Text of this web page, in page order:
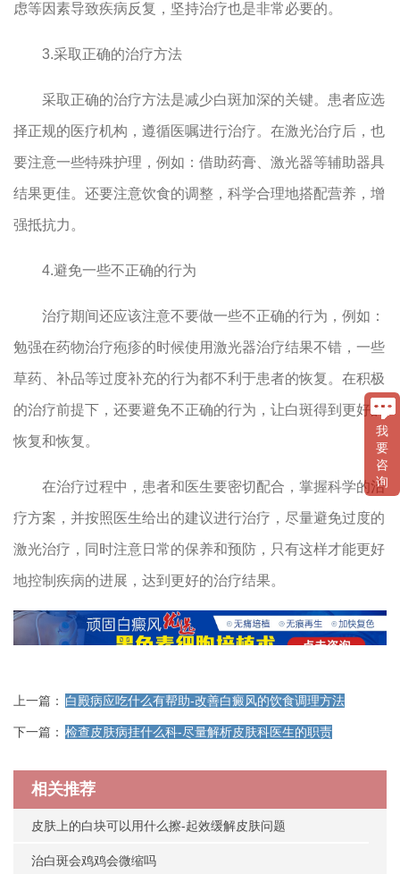
虑等因素导致疾病反复，坚持治疗也是非常必要的。
3.采取正确的治疗方法
采取正确的治疗方法是减少白斑加深的关键。患者应选
择正规的医疗机构，遵循医嘱进行治疗。在激光治疗后，也
要注意一些特殊护理，例如：借助药膏、激光器等辅助器具
结果更佳。还要注意饮食的调整，科学合理地搭配营养，增
强抵抗力。
4.避免一些不正确的行为
治疗期间还应该注意不要做一些不正确的行为，例如：
勉强在药物治疗疱疹的时候使用激光器治疗结果不错，一些
草药、补品等过度补充的行为都不利于患者的恢复。在积极
的治疗前提下，还要避免不正确的行为，让白斑得到更好的
恢复和恢复。
在治疗过程中，患者和医生要密切配合，掌握科学的治
疗方案，并按照医生给出的建议进行治疗，尽量避免过度的
激光治疗，同时注意日常的保养和预防，只有这样才能更好
地控制疾病的进展，达到更好的治疗结果。
上一篇： 白殿病应吃什么有帮助-改善白癜风的饮食调理方法
下一篇： 检查皮肤病挂什么科-尽量解析皮肤科医生的职责
相关推荐
皮肤上的白块可以用什么擦-起效缓解皮肤问题
治白斑会鸡鸡会微缩吗
我
要
咨
询